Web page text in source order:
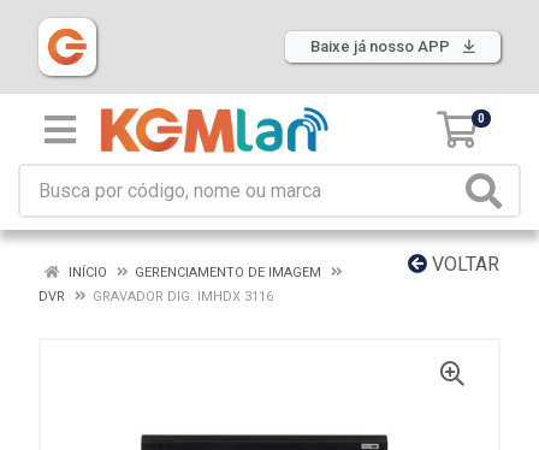
Baixe já nosso APP
0
VOLTAR
INÍCIO
GERENCIAMENTO DE IMAGEM
DVR
GRAVADOR DIG. IMHDX 3116